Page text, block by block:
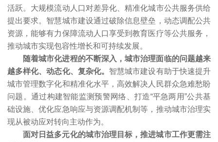
活跃。大规模流动人口对差异化、精准化城市公共服务供给
提出要求。智慧城市建设通过破除信息壁垒，动态调配公共
资源，能够有力保障流动人口享受到教育医疗等公共服务，
推动城市实现包容性增长和可持续发展。
随着城市化进程的不断深入，城市治理面临的问题越来
越多样化、动态化、复杂化。 智慧城市建设有助于快速提升
城市管理数字化和精准化水平，高效解决人民群众急难愁盼
问题。通过构建智能监测预警网络、打造“平急两用”公共基
础设施、优化应急响应与资源调配机制等，推动城市治理实
现从被动应对转向主动作为。
面对日益多元化的城市治理目标，推进城市工作更需注